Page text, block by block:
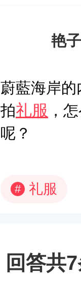
艳
蔚藍海岸
拍礼服 ，
呢？
# 礼服
回答共